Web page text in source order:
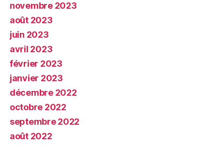
novembre 2023
août 2023
juin 2023
avril 2023
février 2023
janvier 2023
décembre 2022
octobre 2022
septembre 2022
août 2022